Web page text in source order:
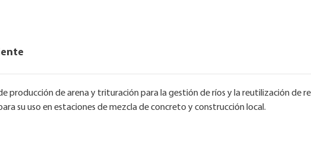
producción de arena y trituración para la gestión de ríos y la reutilización de
su uso en estaciones de mezcla de concreto y construcción local.